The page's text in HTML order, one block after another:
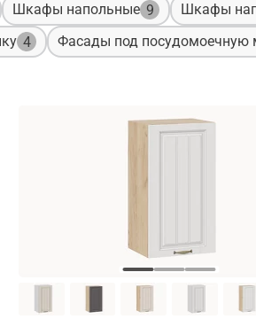
Шкафы напольные 9 Шкафы
4 Фасады под посудомоечную